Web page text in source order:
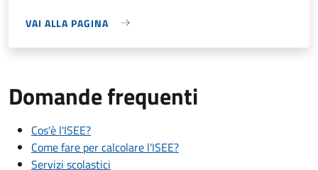
VAI ALLA PAGINA
Domande frequenti
Cos'è l'ISEE?
Come fare per calcolare l'ISEE?
Servizi scolastici